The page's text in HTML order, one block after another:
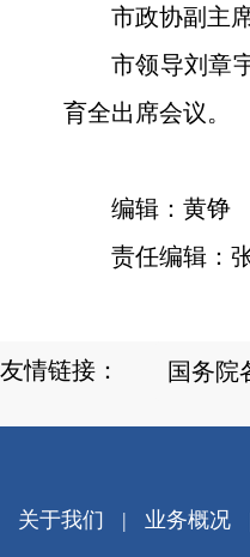
市政协副主
市领导刘章
育全出席会议。
编辑：黄铮
责任编辑：
友情链接：
关于我们 | 业务概况